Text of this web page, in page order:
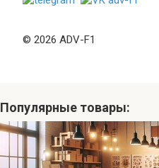
© 2026 ADV-F1
Популярные товары: